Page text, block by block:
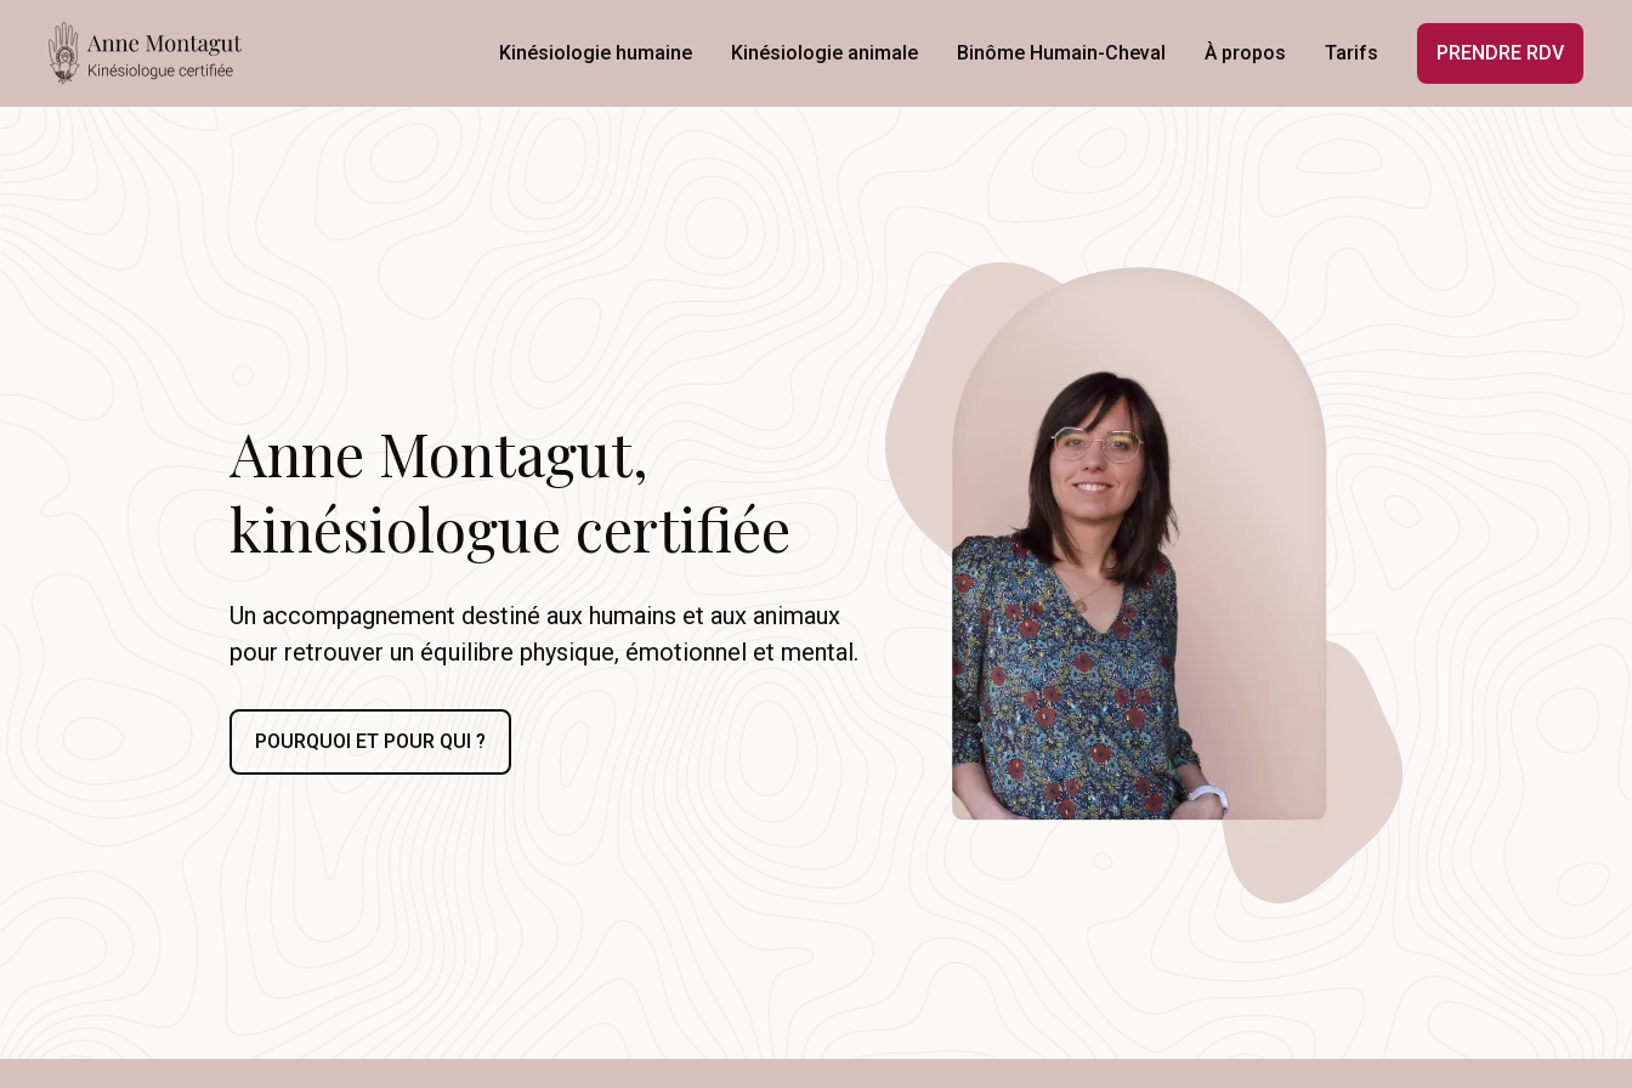
Kinésiologie humaine Kinésiologie animale Binôme Humain-Cheval À propos Tarifs PRENDRE RDV
Anne Montagut,
kinésiologue certifiée
Un accompagnement destiné aux humains et aux animaux
pour retrouver un équilibre physique, émotionnel et mental.
POURQUOI ET POUR QUI ?